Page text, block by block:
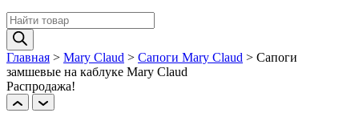
Поиск
товаров
Главная > Mary Claud > Сапоги Mary Claud > Сапоги
замшевые на каблуке Mary Claud
Распродажа!